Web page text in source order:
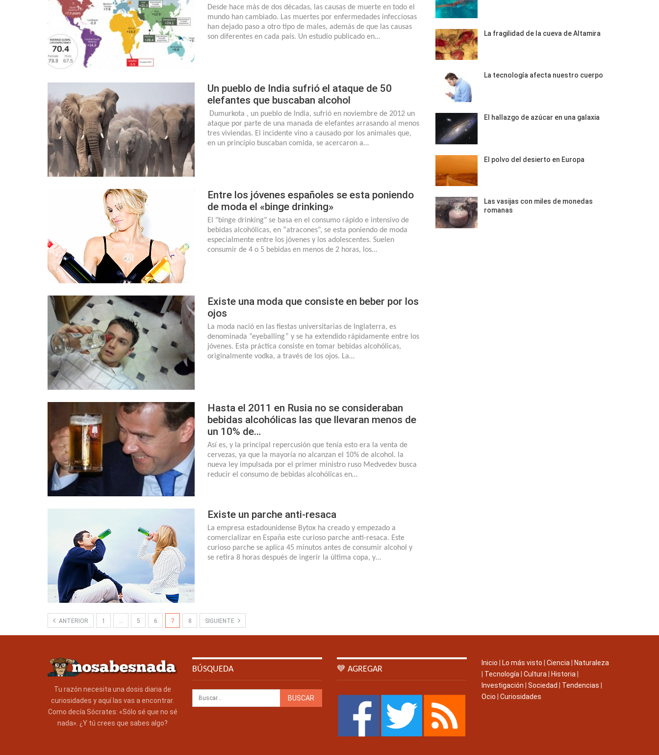
Desde hace más de dos décadas, las causas de muerte en todo el
mundo han cambiado. Las muertes por enfermedades infecciosas
han dejado paso a otro tipo de males, además de que las causas
son diferentes en cada país. Un estudio publicado en…
Un pueblo de India sufrió el ataque de 50
elefantes que buscaban alcohol
Dumurkota , un pueblo de India, sufrió en noviembre de 2012 un
ataque por parte de una manada de elefantes arrasando al menos
tres viviendas. El incidente vino a causado por los animales que,
en un principio buscaban comida, se acercaron a…
Entre los jóvenes españoles se esta poniendo
de moda el «binge drinking»
El "binge drinking" se basa en el consumo rápido e intensivo de
bebidas alcohólicas, en “atracones”, se esta poniendo de moda
especialmente entre los jóvenes y los adolescentes. Suelen
consumir de 4 o 5 bebidas en menos de 2 horas, los…
Existe una moda que consiste en beber por los
ojos
La moda nació en las fiestas universitarias de Inglaterra, es
denominada “eyeballing” y se ha extendido rápidamente entre los
jóvenes. Esta práctica consiste en tomar bebidas alcohólicas,
originalmente vodka, a través de los ojos. La…
Hasta el 2011 en Rusia no se consideraban
bebidas alcohólicas las que llevaran menos de
un 10% de…
Así es, y la principal repercusión que tenía esto era la venta de
cervezas, ya que la mayoría no alcanzan el 10% de alcohol. la
nueva ley impulsada por el primer ministro ruso Medvedev busca
reducir el consumo de bebidas alcohólicas en…
Existe un parche anti-resaca
La empresa estadounidense Bytox ha creado y empezado a
comercializar en España este curioso parche anti-resaca. Este
curioso parche se aplica 45 minutos antes de consumir alcohol y
se retira 8 horas después de ingerir la última copa, y…
ANTERIOR 1 5 6 7 8 SIGUIENTE
La fragilidad de la cueva de Altamira
La tecnología afecta nuestro cuerpo
El hallazgo de azúcar en una galaxia
El polvo del desierto en Europa
Las vasijas con miles de monedas
romanas
Tu razón necesita una dosis diaria de
curiosidades y aquí las vas a encontrar.
Como decía Sócrates: «Sólo sé que no sé
nada». ¿Y tú crees que sabes algo?
BÚSQUEDA 💙 AGREGAR
Inicio Lo más visto Ciencia
Naturaleza
Tecnología Cultura Historia
Investigación
Sociedad Tendencias
Ocio
Curiosidades